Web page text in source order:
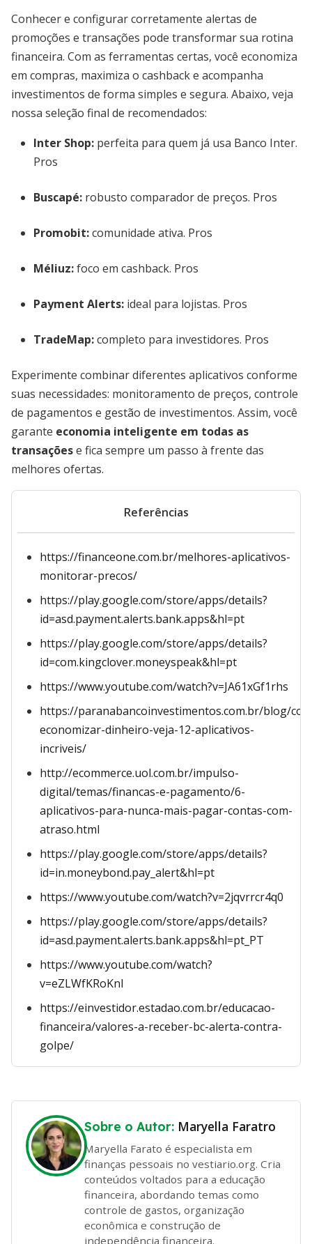
Conhecer e configurar corretamente alertas de
promoções e transações pode transformar sua rotina
financeira. Com as ferramentas certas, você economiza
em compras, maximiza o cashback e acompanha
investimentos de forma simples e segura. Abaixo, veja
nossa seleção final de recomendados:
Inter Shop: perfeita para quem já usa Banco Inter.
Pros
Buscapé: robusto comparador de preços. Pros
Promobit:comunidade ativa. Pros
Méliuz:foco em cashback. Pros
Payment Alerts: ideal para lojistas. Pros
TradeMap:completo para investidores. Pros
Experimente combinar diferentes aplicativos conforme
suas necessidades: monitoramento de preços, controle
de pagamentos e gestão de investimentos. Assim, você
garante economia inteligente em todas as
transaçõese fica sempre um passo à frente das
melhores ofertas.
Referências
https://financeone.com.br/melhores-aplicativos-
monitorar-precos/
https://play.google.com/store/apps/details?
id=asd.payment.alerts.bank.apps&hl=pt
https://play.google.com/store/apps/details?
id=com.kingclover.moneyspeak&hl=pt
https://www.youtube.com/watch?v=JA61xGf1rhs
https://paranabancoinvestimentos.com.br/blog/
economizar-dinheiro-veja-12-aplicativos-
incriveis/
http://ecommerce.uol.com.br/impulso-
digital/temas/financas-e-pagamento/6-
aplicativos-para-nunca-mais-pagar-contas-com-
atraso.html
https://play.google.com/store/apps/details?
id=in.moneybond.pay_alert&hl=pt
https://www.youtube.com/watch?v=2jqvrrcr4q0
https://play.google.com/store/apps/details?
id=asd.payment.alerts.bank.apps&hl=pt_PT
https://www.youtube.com/watch?
v=eZLWfKRoKnI
https://einvestidor.estadao.com.br/educacao-
financeira/valores-a-receber-bc-alerta-contra-
golpe/
Sobre o Autor: Maryella Faratro
Maryella Farato é especialista em
finanças pessoais no vestiario.org. Cria
conteúdos voltados para a educação
financeira, abordando temas como
controle de gastos, organização
econômica e construção de
independência financeira.